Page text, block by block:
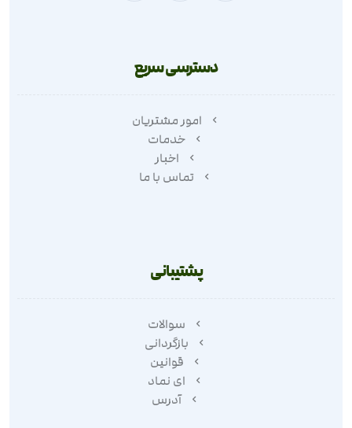
دسترسی سریع
امور مشتریان
خدمات
اخبار
تماس با ما
پشتیبانی
سوالات
بازگردانی
قوانین
ای نماد
آدرس